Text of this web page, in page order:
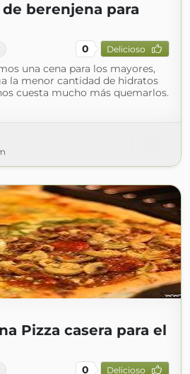
berenjena para
0 Delicioso
una cena para los mayores,
la menor cantidad de hidratos
cuesta mucho más quemarlos.
Pizza casera para el
0 Delicioso